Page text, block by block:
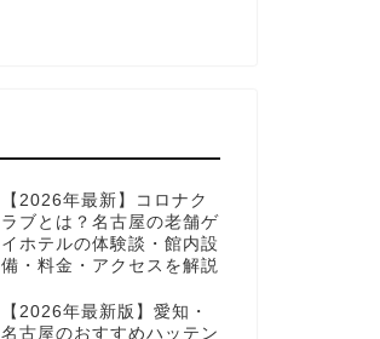
【2026年最新】コロナク
ラブとは？名古屋の老舗ゲ
イホテルの体験談・館内設
備・料金・アクセスを解説
【2026年最新版】愛知・
名古屋のおすすめハッテン